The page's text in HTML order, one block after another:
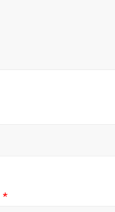
*